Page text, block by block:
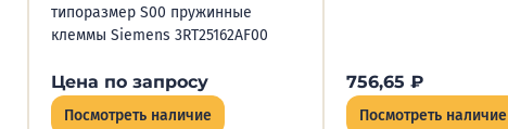
типоразмер S00 пружинные
клеммы Siemens 3RT25162AF00
Цена по запросу
Посмотреть наличие
756,65 ₽
Посмотреть наличие